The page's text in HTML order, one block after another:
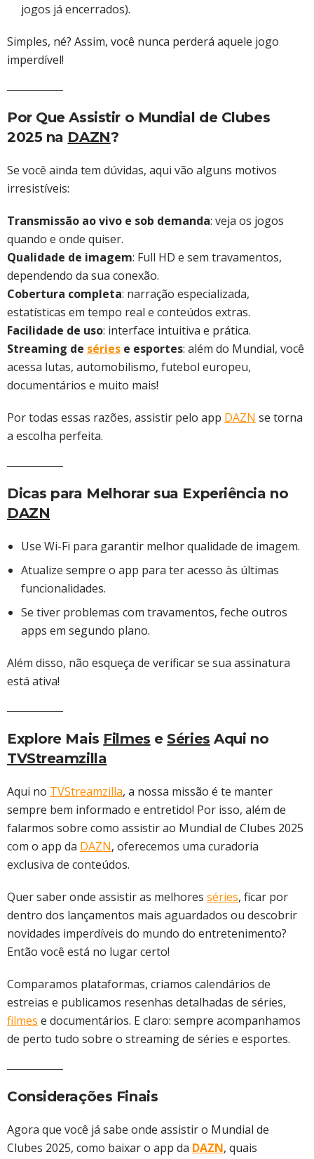
jogos já encerrados).
Simples, né? Assim, você nunca perderá aquele jogo
imperdível!
Por Que Assistir o Mundial de Clubes
2025 na DAZN?
Se você ainda tem dúvidas, aqui vão alguns motivos
irresistíveis:
Transmissão ao vivo e sob demanda: veja os jogos
quando e onde quiser.
Qualidade de imagem: Full HD e sem travamentos,
dependendo da sua conexão.
Cobertura completa: narração especializada,
estatísticas em tempo real e conteúdos extras.
Facilidade de uso: interface intuitiva e prática.
Streaming de séries e esportes: além do Mundial, você
acessa lutas, automobilismo, futebol europeu,
documentários e muito mais!
Por todas essas razões, assistir pelo app DAZN se torna
a escolha perfeita.
Dicas para Melhorar sua Experiência no
DAZN
Use Wi-Fi para garantir melhor qualidade de imagem.
Atualize sempre o app para ter acesso às últimas
funcionalidades.
Se tiver problemas com travamentos, feche outros
apps em segundo plano.
Além disso, não esqueça de verificar se sua assinatura
está ativa!
Explore Mais Filmes e Séries Aqui no
TVStreamzilla
Aqui no TVStreamzilla, a nossa missão é te manter
sempre bem informado e entretido! Por isso, além de
falarmos sobre como assistir ao Mundial de Clubes 2025
com o app da DAZN, oferecemos uma curadoria
exclusiva de conteúdos.
Quer saber onde assistir as melhores séries, ficar por
dentro dos lançamentos mais aguardados ou descobrir
novidades imperdíveis do mundo do entretenimento?
Então você está no lugar certo!
Comparamos plataformas, criamos calendários de
estreias e publicamos resenhas detalhadas de séries,
filmes e documentários. E claro: sempre acompanhamos
de perto tudo sobre o streaming de séries e esportes.
Considerações Finais
Agora que você já sabe onde assistir o Mundial de
Clubes 2025, como baixar o app da DAZN, quais